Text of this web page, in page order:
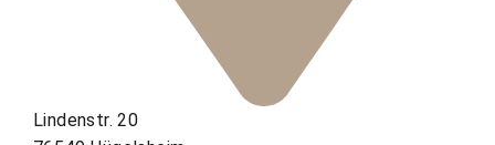
Lindenstr. 20